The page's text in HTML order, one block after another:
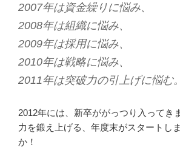
2007年は資金繰りに悩み、
2008年は組織に悩み、
2009年は採用に悩み、
2010年は戦略に悩み、
2011年は突破力の引上げに悩む。
2012年には、新卒ががっつり入ってき
力を鍛え上げる、年度末がスタートし
か！